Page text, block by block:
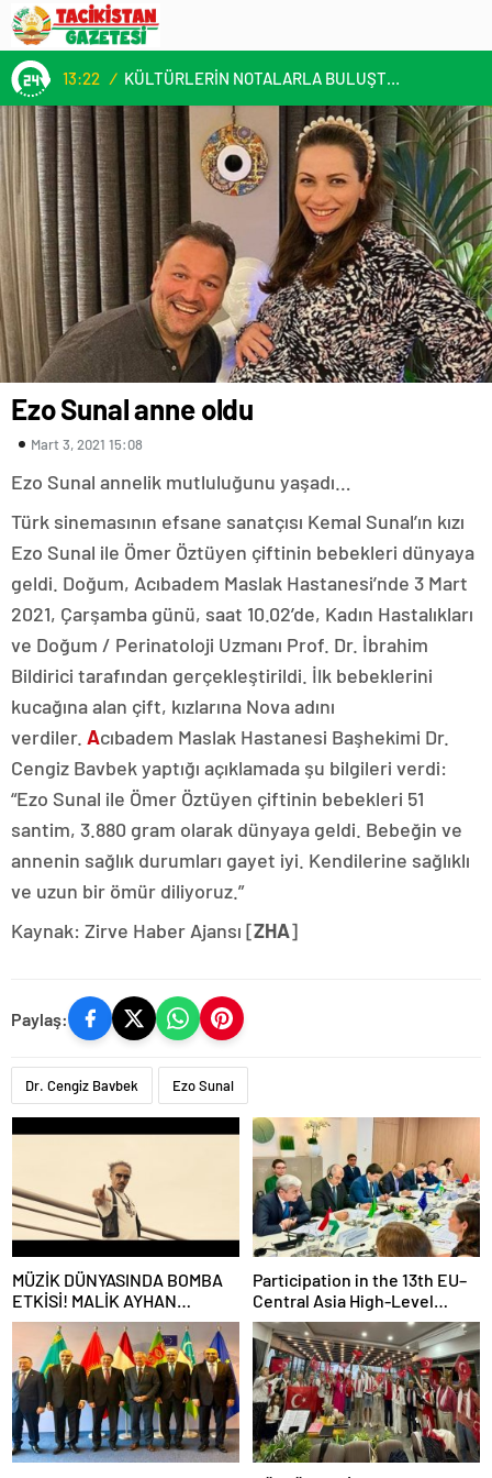
13:22 / KÜLTÜRLERİN NOTALARLA BULUŞTUĞU YER: MİMOZA’M KAFE’DE DOSTLUK RÜZGARI!
Ezo Sunal anne oldu
Mart 3, 2021 15:08
Ezo Sunal annelik mutluluğunu yaşadı…
Türk sinemasının efsane sanatçısı Kemal Sunal’ın kızı
Ezo Sunal ile Ömer Öztüyen çiftinin bebekleri dünyaya
geldi. Doğum, Acıbadem Maslak Hastanesi’nde 3 Mart
2021, Çarşamba günü, saat 10.02’de, Kadın Hastalıkları
ve Doğum / Perinatoloji Uzmanı Prof. Dr. İbrahim
Bildirici tarafından gerçekleştirildi. İlk bebeklerini
kucağına alan çift, kızlarına Nova adını
verdiler. Acıbadem Maslak Hastanesi Başhekimi Dr.
Cengiz Bavbek yaptığı açıklamada şu bilgileri verdi:
“Ezo Sunal ile Ömer Öztüyen çiftinin bebekleri 51
santim, 3.880 gram olarak dünyaya geldi. Bebeğin ve
annenin sağlık durumları gayet iyi. Kendilerine sağlıklı
ve uzun bir ömür diliyoruz.”
Kaynak: Zirve Haber Ajansı [ZHA]
Paylaş:
Dr. Cengiz Bavbek Ezo Sunal
MÜZİK DÜNYASINDA BOMBA
ETKİSİ! MALİK AYHAN
“SEVEREK ÖLMEK” İLE GERİ
DÖNDÜ!
Participation in the 13th EU–
Central Asia High-Level
Political and Security
Dialogue